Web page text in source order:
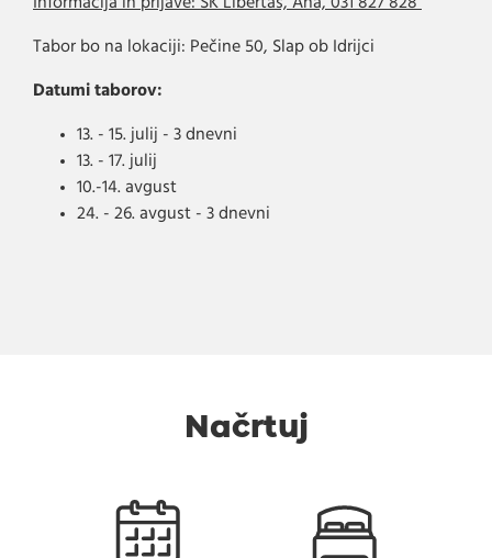
Informacija in prijave: ŠK Libertas, Ana, 031 827 828
Tabor bo na lokaciji: Pečine 50, Slap ob Idrijci
Datumi taborov:
13. - 15. julij - 3 dnevni
13. - 17. julij
10.-14. avgust
24. - 26. avgust - 3 dnevni
Načrtuj